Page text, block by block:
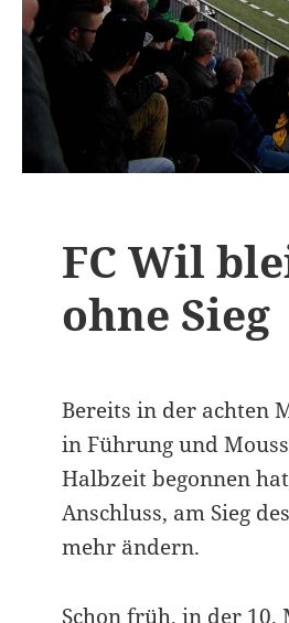
FC Wil
ohne Sieg
Bereits in der achten
in Führung und
Halbzeit begonnen
Anschluss, am Sieg
mehr ändern.
Schon früh, in der